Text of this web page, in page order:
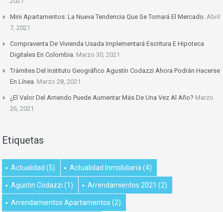
Mini Apartamentos: La Nueva Tendencia Que Se Tomará El Mercado. Abril
7, 2021
Compraventa De Vivienda Usada Implementará Escritura E Hipoteca
Digitales En Colombia. Marzo 30, 2021
Trámites Del Instituto Geográfico Agustín Codazzi Ahora Podrán Hacerse
En Línea. Marzo 28, 2021
¿El Valor Del Arriendo Puede Aumentar Más De Una Vez Al Año? Marzo
26, 2021
Etiquetas
Actualidad (5) Actualidad Inmobiliaria(4)
Agustin Codazzi (1) Arrendamientos 2021 (2)
Arrendamientos Apartamentos (2)